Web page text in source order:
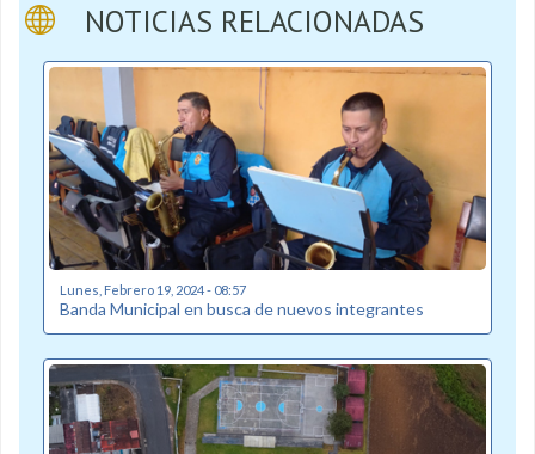
NOTICIAS RELACIONADAS
Lunes, Febrero 19, 2024 - 08:57
Banda Municipal en busca de nuevos integrantes